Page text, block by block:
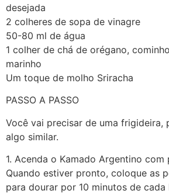
desejada
2 colheres de sopa de vinagre
50-80 ml de água
1 colher de chá de orégano,
marinho
Um toque de molho Sriracha
PASSO A PASSO
Você vai precisar de uma frigideira,
algo similar.
1. Acenda o Kamado Argentino com
Quando estiver pronto, coloque as
para dourar por 10 minutos de